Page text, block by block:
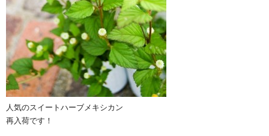
人気のスイートハーブメキシカン
再入荷です！